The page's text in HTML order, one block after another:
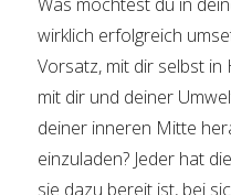
wirklich erfolgreich
Vorsatz, mit dir selbst in
mit dir und deiner
deiner inneren Mitte
einzuladen? Jeder hat
sie dazu bereit ist, bei